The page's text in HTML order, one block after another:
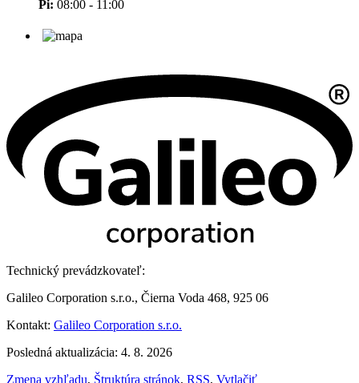
Pi: 08:00 - 11:00
Technický prevádzkovateľ:
Galileo Corporation s.r.o., Čierna Voda 468, 925 06
Kontakt: Galileo Corporation s.r.o.
Posledná aktualizácia: 4. 8. 2026
Zmena vzhľadu, Štruktúra stránok, RSS, Vytlačiť